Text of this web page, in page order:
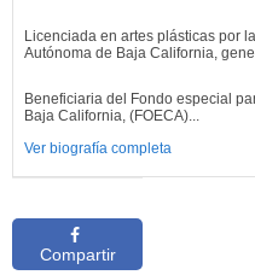
Licenciada en artes plásticas por
Autónoma de Baja California,
Beneficiaria del Fondo especial
Baja California, (FOECA)...
Ver biografía completa
Compartir